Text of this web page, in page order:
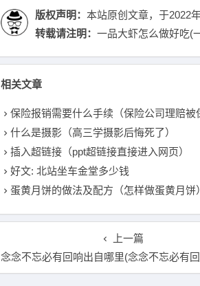
版权声明： 本站原创文章，于2022
转载请注明： 一品大虾怎么做好吃(
相关文章
保险报销需要什么手续（保险公司理赔被
什么是摄影（高三学摄影后悔死了）
插入超链接（ppt超链接直接进入网页）
好文: 北站坐车金堂多少钱
蛋黄月饼的做法及配方（怎样做蛋黄月饼）
上一篇
念念不忘必有回响出自哪里(念念不忘必有回响含